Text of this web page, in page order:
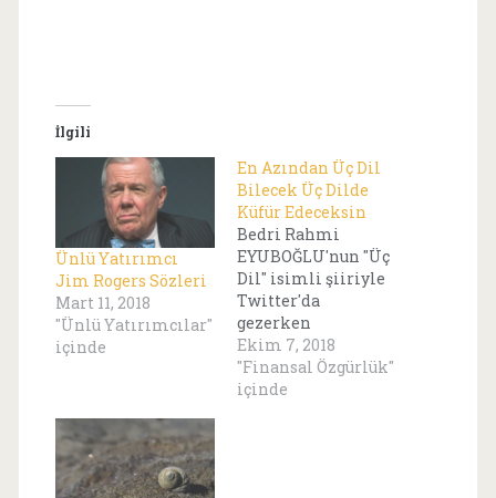
İlgili
Ünlü Yatırımcı
Jim Rogers Sözleri
Mart 11, 2018
"Ünlü Yatırımcılar"
içinde
En Azından Üç Dil
Bilecek Üç Dilde
Küfür Edeceksin
Bedri Rahmi
EYUBOĞLU'nun "Üç
Dil" isimli şiiriyle
Twitter'da
gezerken
karşılaştım. Şiirin
son mısraları şöyle;
... En azından üç dil
Ekim 7, 2018
"Finansal Özgürlük"
içinde